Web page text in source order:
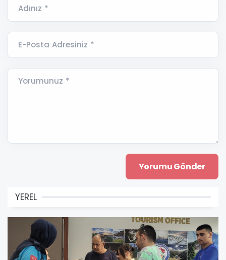
Adınız *
E-Posta Adresiniz *
Yorumunuz *
YEREL